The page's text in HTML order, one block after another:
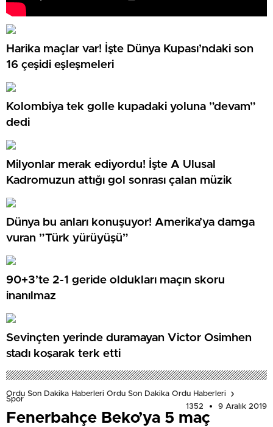
Harika maçlar var! İşte Dünya Kupası’ndaki son
16 çeşidi eşleşmeleri
Kolombiya tek golle kupadaki yoluna ”devam”
dedi
Milyonlar merak ediyordu! İşte A Ulusal
Kadromuzun attığı gol sonrası çalan müzik
Dünya bu anları konuşuyor! Amerika’ya damga
vuran ”Türk yürüyüşü”
90+3’te 2-1 geride oldukları maçın skoru
inanılmaz
Sevinçten yerinde duramayan Victor Osimhen
stadı koşarak terk etti
Ordu Son Dakika Haberleri Ordu Son Dakika Ordu Haberleri
Spor
1352
9 Aralık 2019
Fenerbahçe Beko’ya 5 maç